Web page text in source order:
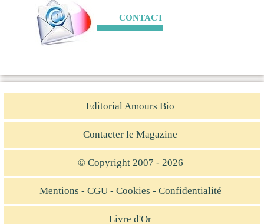
CONTACT
Editorial Amours Bio
Contacter le Magazine
© Copyright 2007 - 2026
Mentions - CGU - Cookies - Confidentialité
Livre d'Or